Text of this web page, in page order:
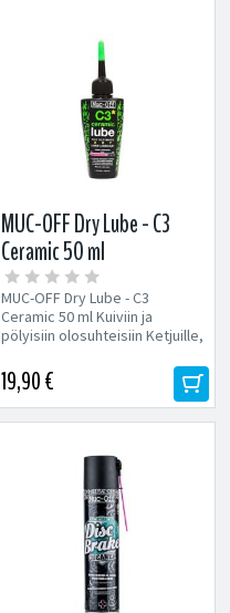
MUC-OFF Dry Lube - C3
Ceramic 50 ml
MUC-OFF Dry Lube - C3
Ceramic 50 ml Kuiviin ja
pölyisiin olosuhteisiin Ketjuille,
19,90 €